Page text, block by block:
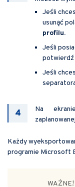
Jeśli
usunąć
profilu.
Jeśli
potwierdź
Jeśli
Na
Każdy
programie Microsoft